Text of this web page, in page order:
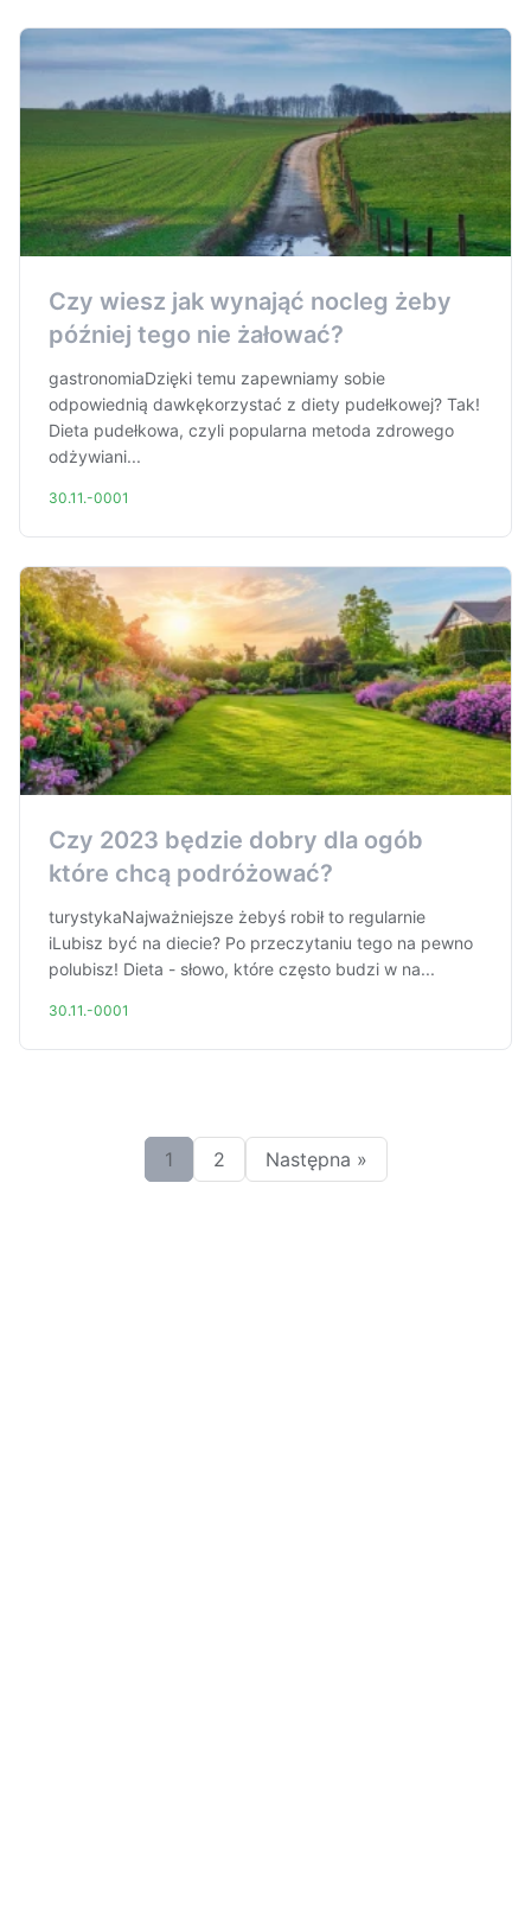
Czy wiesz jak wynająć nocleg żeby
później tego nie żałować?
gastronomiaDzięki temu zapewniamy sobie
odpowiednią dawkękorzystać z diety pudełkowej? Tak!
Dieta pudełkowa, czyli popularna metoda zdrowego
odżywiani...
30.11.-0001
Czy 2023 będzie dobry dla ogób
które chcą podróżować?
turystykaNajważniejsze żebyś robił to regularnie
iLubisz być na diecie? Po przeczytaniu tego na pewno
polubisz! Dieta - słowo, które często budzi w na...
30.11.-0001
1 2 Następna »